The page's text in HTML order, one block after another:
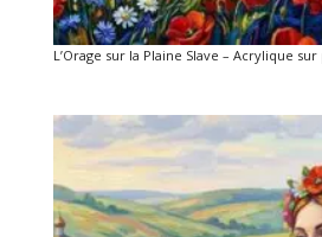
L’Orage sur la Plaine Slave – Acrylique sur